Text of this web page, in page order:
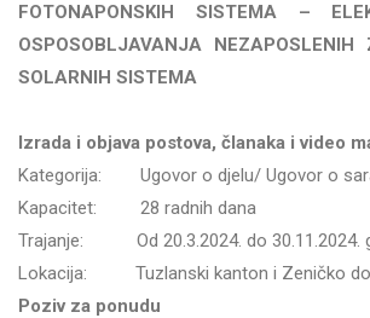
FOTONAPONSKIH SISTEMA –
OSPOSOBLJAVANJA NEZAPOSLENIH
SOLARNIH SISTEMA
Izrada i objava postova, članaka i video
Kategorija: Ugovor o djelu/ Ugovor o
Kapacitet: 28 radnih dana
Trajanje: Od 20.3.2024. do 30.11.2024.
Lokacija: Tuzlanski kanton i Zeničko
Poziv za ponudu